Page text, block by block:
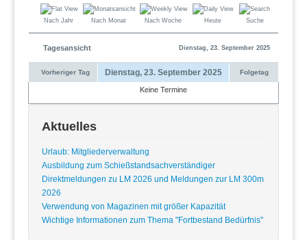
Nach Jahr Nach Monat Nach Woche Heute Suche
Tagesansicht Dienstag, 23. September 2025
Vorheriger Tag Dienstag, 23. September 2025 Folgetag
Keine Termine
Aktuelles
Urlaub: Mitgliederverwaltung
Ausbildung zum Schießstandsachverständiger
Direktmeldungen zu LM 2026 und Meldungen zur LM 300m
2026
Verwendung von Magazinen mit größer Kapazität
Wichtige Informationen zum Thema "Fortbestand Bedürfnis"